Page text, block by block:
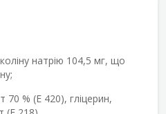
натрію 104,5 мг, що
70 % (Е 420), гліцерин,